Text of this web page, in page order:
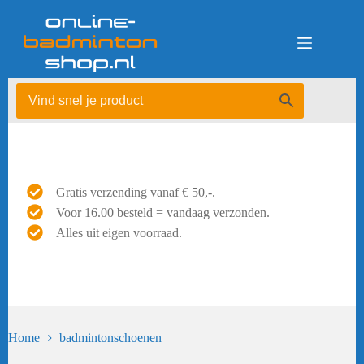
Gratis verzending vanaf € 50,-.
Voor 16.00 besteld = vandaag verzonden.
Alles uit eigen voorraad.
Home badmintonschoenen